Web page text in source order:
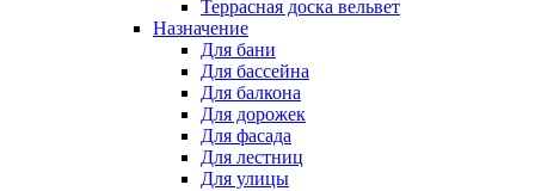
Террасная доска вельвет
Назначение
Для бани
Для бассейна
Для балкона
Для дорожек
Для фасада
Для лестниц
Для улицы